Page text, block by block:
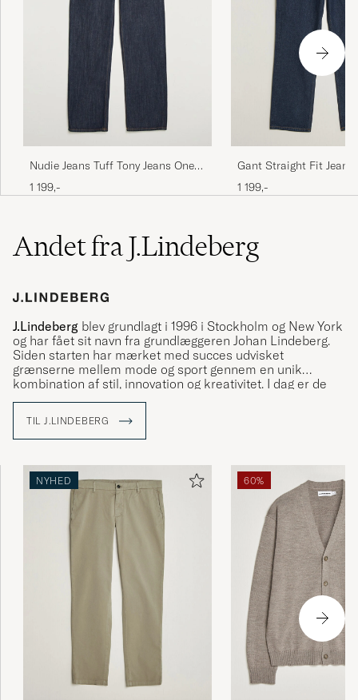
Nudie Jeans Tuff Tony Jeans One
Wash
1 199,-
Gant Straight Fit Jeans
1 199,-
Andet fra J.Lindeberg
J.Lindeberg blev grundlagt i 1996 i Stockholm og New York
og har fået sit navn fra grundlæggeren Johan Lindeberg.
Siden starten har mærket med succes udvisket
grænserne mellem mode og sport gennem en unik
kombination af stil, innovation og kreativitet. I dag er de
etableret i over 35 lande.
Med The Bridge som symbol bringer J.Lindeberg kulturer
og ideer sammen ved at skabe tøj, der står for kvalitet,
of Carl, hvor tradition møder modernitet.
TIL J.LINDEBERG
NYHED 60%